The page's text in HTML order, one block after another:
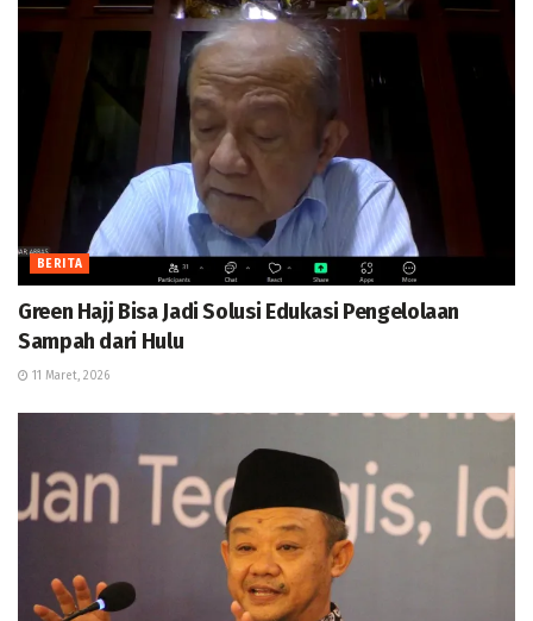
BERITA
Green Hajj Bisa Jadi Solusi Edukasi Pengelolaan
Sampah dari Hulu
11 Maret, 2026